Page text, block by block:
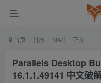
首页 科技 MAC 正文
Parallels Desktop
16.1.1.49141 中文破